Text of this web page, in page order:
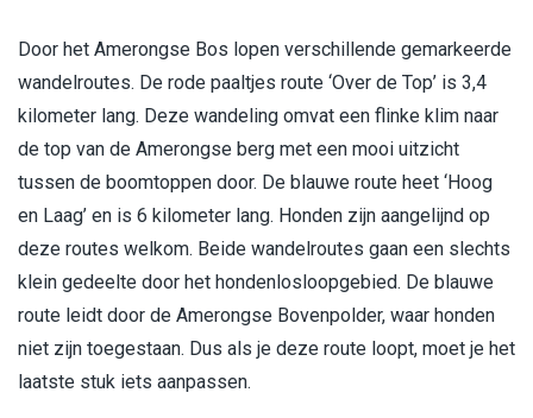
Door het Amerongse Bos lopen verschillende gemarkeerde
wandelroutes. De rode paaltjes route ‘Over de Top’ is 3,4
kilometer lang. Deze wandeling omvat een flinke klim naar
de top van de Amerongse berg met een mooi uitzicht
tussen de boomtoppen door. De blauwe route heet ‘Hoog
en Laag’ en is 6 kilometer lang. Honden zijn aangelijnd op
deze routes welkom. Beide wandelroutes gaan een slechts
klein gedeelte door het hondenlosloopgebied. De blauwe
route leidt door de Amerongse Bovenpolder, waar honden
niet zijn toegestaan. Dus als je deze route loopt, moet je het
laatste stuk iets aanpassen.